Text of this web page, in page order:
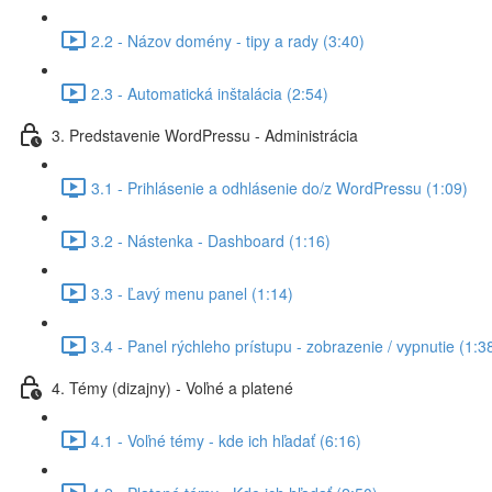
2.2 - Názov domény - tipy a rady (3:40)
2.3 - Automatická inštalácia (2:54)
3. Predstavenie WordPressu - Administrácia
3.1 - Prihlásenie a odhlásenie do/z WordPressu (1:09)
3.2 - Nástenka - Dashboard (1:16)
3.3 - Ľavý menu panel (1:14)
3.4 - Panel rýchleho prístupu - zobrazenie / vypnutie
4. Témy (dizajny) - Voľné a platené
4.1 - Voľné témy - kde ich hľadať (6:16)